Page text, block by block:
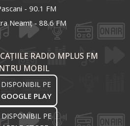
- 90.1 FM
Neamț - 88.6 FM
RADIO MPLUS FM
MOBIL
DISPONIBIL PE
GOOGLE PLAY
DISPONIBIL PE